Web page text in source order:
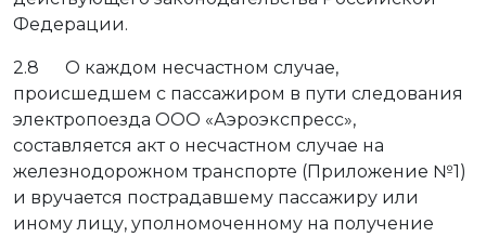
Федерации.
2.8 О каждом несчастном случае,
происшедшем с пассажиром в пути следования
электропоезда ООО «Аэроэкспресс»,
составляется акт о несчастном случае на
железнодорожном транспорте (Приложение №1)
и вручается пострадавшему пассажиру или
иному лицу, уполномоченному на получение